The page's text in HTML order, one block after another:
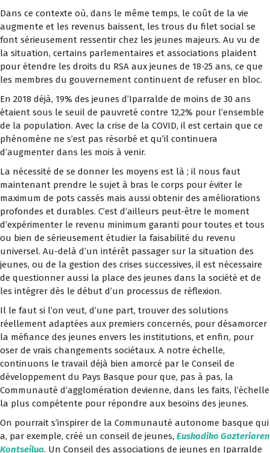
Dans ce contexte où, dans le même temps, le coût de la vie
augmente et les revenus baissent, les trous du filet social se
font sérieusement ressentir chez les jeunes majeurs. Au vu de
la situation, certains parlementaires et associations plaident
pour étendre les droits du RSA aux jeunes de 18-25 ans, ce que
les membres du gouvernement continuent de refuser en bloc.
En 2018 déjà, 19% des jeunes d’Iparralde de moins de 30 ans
étaient sous le seuil de pauvreté contre 12,2% pour l’ensemble
de la population. Avec la crise de la COVID, il est certain que ce
phénomène ne s’est pas résorbé et qu’il continuera
d’augmenter dans les mois à venir.
La nécessité de se donner les moyens est là ; il nous faut
maintenant prendre le sujet à bras le corps pour éviter le
maximum de pots cassés mais aussi obtenir des améliorations
profondes et durables. C’est d’ailleurs peut-être le moment
d’expérimenter le revenu minimum garanti pour toutes et tous
ou bien de sérieusement étudier la faisabilité du revenu
universel. Au-delà d’un intérêt passager sur la situation des
jeunes, ou de la gestion des crises successives, il est nécessaire
de questionner aussi la place des jeunes dans la société et de
les intégrer dès le début d’un processus de réflexion.
Il le faut si l’on veut, d’une part, trouver des solutions
réellement adaptées aux premiers concernés, pour désamorcer
la méfiance des jeunes envers les institutions, et enfin, pour
oser de vrais changements sociétaux. A notre échelle,
continuons le travail déjà bien amorcé par le Conseil de
développement du Pays Basque pour que, pas à pas, la
Communauté d’agglomération devienne, dans les faits, l’échelle
la plus compétente pour répondre aux besoins des jeunes.
On pourrait s’inspirer de la Communauté autonome basque qui
a, par exemple, créé un conseil de jeunes, Euskadiko Gazteriaren
Kontseilua. Un Conseil des associations de jeunes en Iparralde